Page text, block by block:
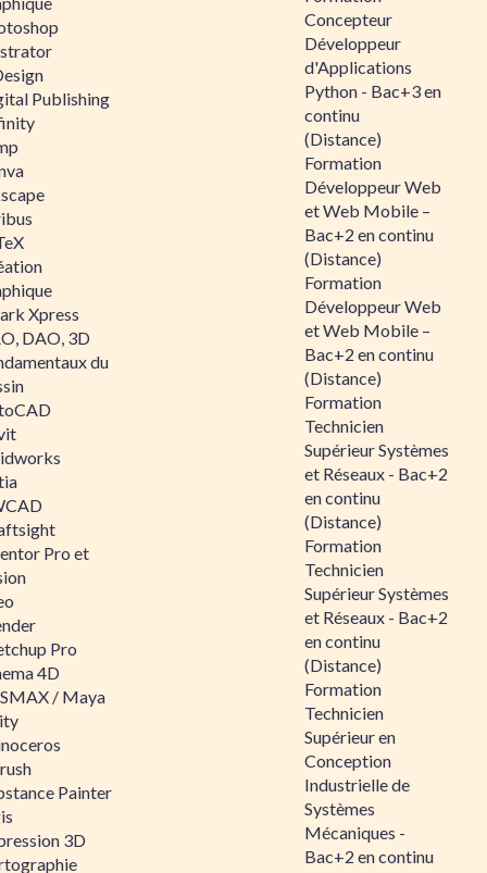
Publishing
Xpress
DAO, 3D
du
Pro et
Pro
4D
/ Maya
Painter
3D
Concepteur
Développeur
d'Applications
Python - Bac+3 en
continu
(Distance)
Formation
Développeur Web
et Web Mobile –
Bac+2 en continu
(Distance)
Formation
Développeur Web
et Web Mobile –
Bac+2 en continu
(Distance)
Formation
Technicien
Supérieur Systèmes
et Réseaux - Bac+2
en continu
(Distance)
Formation
Technicien
Supérieur Systèmes
et Réseaux - Bac+2
en continu
(Distance)
Formation
Technicien
Supérieur en
Conception
Industrielle de
Systèmes
Mécaniques -
Bac+2 en continu